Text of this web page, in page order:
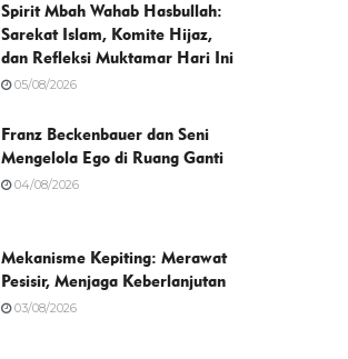
Spirit Mbah Wahab Hasbullah:
Sarekat Islam, Komite Hijaz,
dan Refleksi Muktamar Hari Ini
05/08/2026
Franz Beckenbauer dan Seni
Mengelola Ego di Ruang Ganti
04/08/2026
Mekanisme Kepiting: Merawat
Pesisir, Menjaga Keberlanjutan
03/08/2026